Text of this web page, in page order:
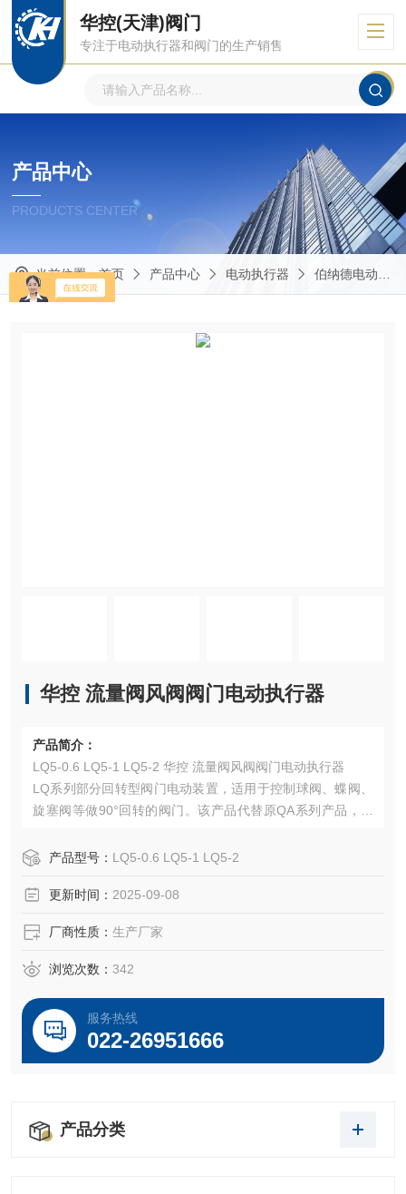
华控(天津)阀门
专注于电动执行器和阀门的生产销售
产品中心
PRODUCTS CENTER
当前位置：首页 产品中心 电动执行器 伯纳德电动执行器
华控 流量阀风阀阀门电动执行器
产品简介：
LQ5-0.6 LQ5-1 LQ5-2 华控 流量阀风阀阀门电动执行器
LQ系列部分回转型阀门电动装置，适用于控制球阀、蝶阀、
旋塞阀等做90°回转的阀门。该产品代替原QA系列产品，体
现场操作，也可远距离控制。可广泛用于石油、化工、发电
产品型号： LQ5-0.6 LQ5-1 LQ5-2
更新时间： 2025-09-08
厂商性质： 生产厂家
浏览次数： 342
服务热线
022-26951666
产品分类